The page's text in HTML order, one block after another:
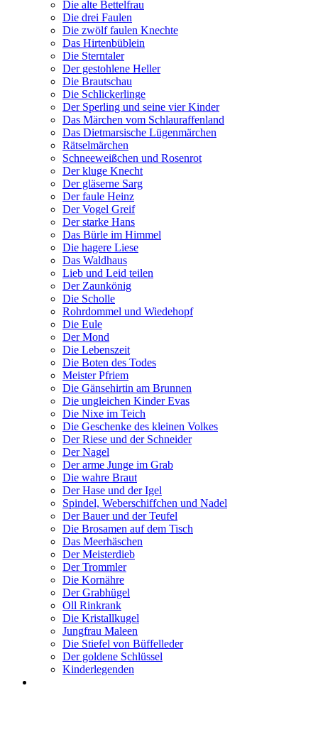
Die alte Bettelfrau
Die drei Faulen
Die zwölf faulen Knechte
Das Hirtenbüblein
Die Sterntaler
Der gestohlene Heller
Die Brautschau
Die Schlickerlinge
Der Sperling und seine vier Kinder
Das Märchen vom Schlauraffenland
Das Dietmarsische Lügenmärchen
Rätselmärchen
Schneeweißchen und Rosenrot
Der kluge Knecht
Der gläserne Sarg
Der faule Heinz
Der Vogel Greif
Der starke Hans
Das Bürle im Himmel
Die hagere Liese
Das Waldhaus
Lieb und Leid teilen
Der Zaunkönig
Die Scholle
Rohrdommel und Wiedehopf
Die Eule
Der Mond
Die Lebenszeit
Die Boten des Todes
Meister Pfriem
Die Gänsehirtin am Brunnen
Die ungleichen Kinder Evas
Die Nixe im Teich
Die Geschenke des kleinen Volkes
Der Riese und der Schneider
Der Nagel
Der arme Junge im Grab
Die wahre Braut
Der Hase und der Igel
Spindel, Weberschiffchen und Nadel
Der Bauer und der Teufel
Die Brosamen auf dem Tisch
Das Meerhäschen
Der Meisterdieb
Der Trommler
Die Kornähre
Der Grabhügel
Oll Rinkrank
Die Kristallkugel
Jungfrau Maleen
Die Stiefel von Büffelleder
Der goldene Schlüssel
Kinderlegenden